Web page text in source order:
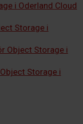
i Oderland Cloud
Storage i
Object Storage i
Storage i